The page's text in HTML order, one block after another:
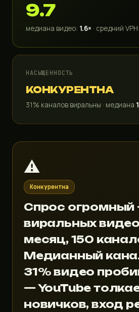
9.7
медиана видео: 1.6× · средний VPH:
НАСЫЩЕННОСТЬ
КОНКУРЕНТНА
31% каналов виральны · медиана
⚠️
Конкурентна
Спрос
виральных
месяц, 150
Медианный
31% видео
— YouTube
новичков, вход